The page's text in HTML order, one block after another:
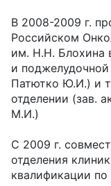
В 2008-2009 г.
Российском
им. Н.Н. Блохина
и
Патютко Ю.И.) и
отделении (зав.
М.И.)
С 2009 г.
отделения
квалификации